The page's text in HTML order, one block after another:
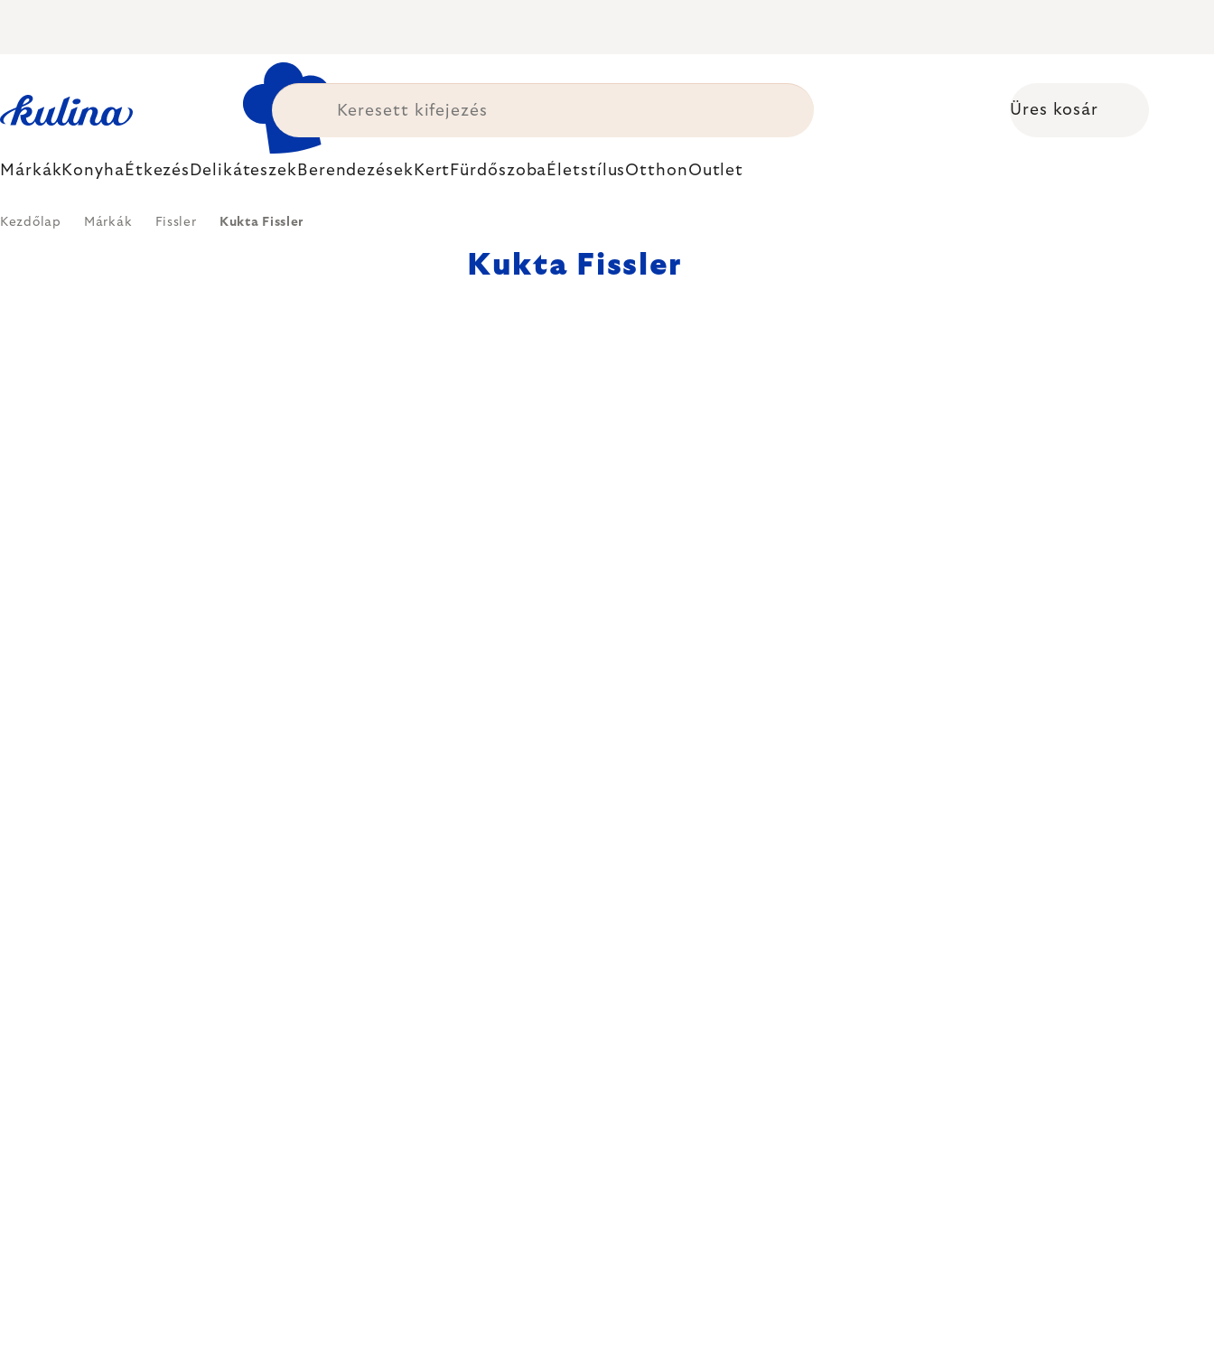
Üres kosár
MárkákKonyha Étkezés Delikáteszek Berendezések Kert Fürdőszoba ÉletstílusOtthonOutlet
Kezdőlap Márkák Fissler Kukta Fissler
Kukta Fissler